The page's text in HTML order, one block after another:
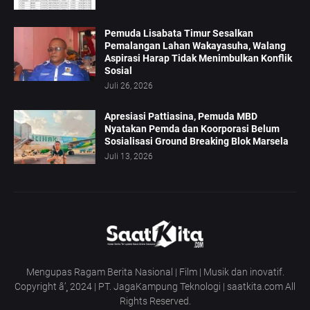
Pemuda Lisabata Timur Sesalkan
Pemalangan Lahan Wakayasuha, Walang
Aspirasi Harap Tidak Menimbulkan Konflik
Sosial
Juli 26, 2026
Apresiasi Pattiasina, Pemuda MBD
Nyatakan Pemda dan Koorporasi Belum
Sosialisasi Ground Breaking Blok Marsela
Juli 13, 2026
Mengupas Ragam Berita Nasional | Film | Musik dan inovatif.
Copyright â’¸ 2024 | PT. JagaKampung Teknologi | saatkita.com All
Rights Reserved.